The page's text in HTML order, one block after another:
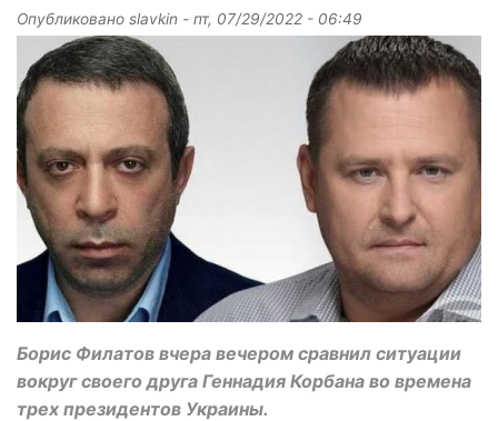
Опубликовано slavkin - пт, 07/29/2022 - 06:49
Борис Филатов вчера вечером сравнил ситуации
вокруг своего друга Геннадия Корбана во времена
трех президентов Украины.